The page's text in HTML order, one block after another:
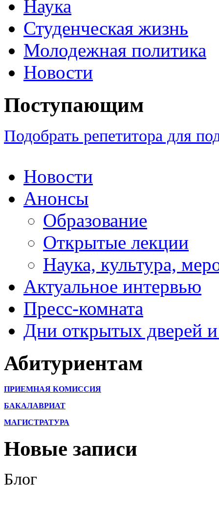
Наука
Студенческая жизнь
Молодежная политика
Новости
Поступающим
Подобрать репетитора для
Новости
Анонсы
Образование
Открытые лекции
Наука, культура,
Актуальное интервью
Пресс-комната
Дни открытых дверей
Абитуриентам
ПРИЕМНАЯ КОМИССИЯ
БАКАЛАВРИАТ
МАГИСТРАТУРА
Новые записи
Блог